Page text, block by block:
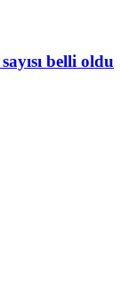
belli oldu